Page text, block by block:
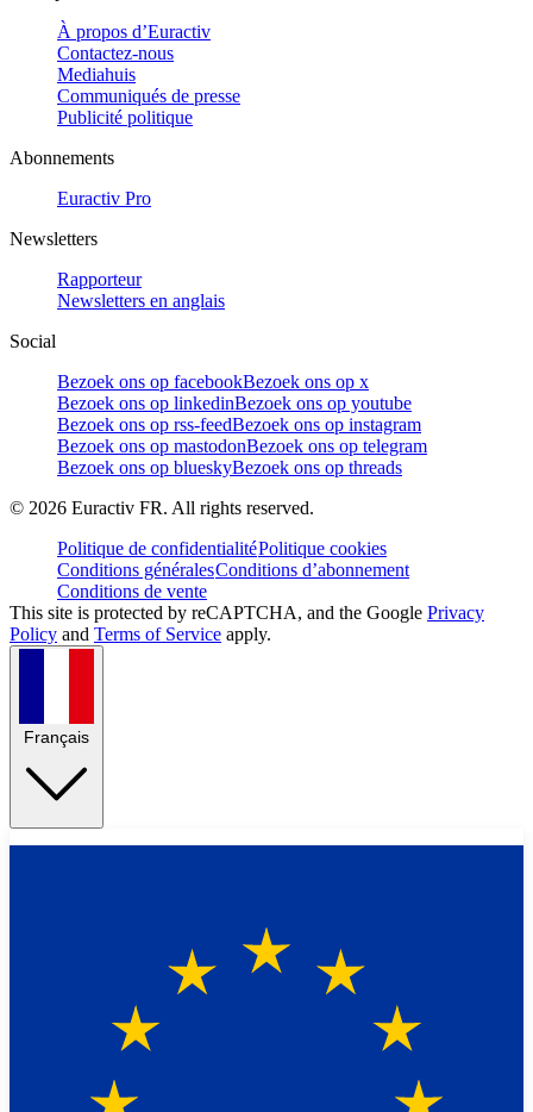
À propos d’Euractiv
Contactez-nous
Mediahuis
Communiqués de presse
Publicité politique
Abonnements
Euractiv Pro
Newsletters
Rapporteur
Newsletters en anglais
Social
Bezoek ons op facebookBezoek ons op x
Bezoek ons op linkedinBezoek ons op youtube
Bezoek ons op rss-feedBezoek ons op instagram
Bezoek ons op mastodonBezoek ons op telegram
Bezoek ons op blueskyBezoek ons op threads
© 2026 Euractiv FR. All rights reserved.
Politique de confidentialitéPolitique cookies
Conditions généralesConditions d’abonnement
Conditions de vente
This site is protected by reCAPTCHA, and the Google Privacy
Policy and Terms of Service apply.
Français